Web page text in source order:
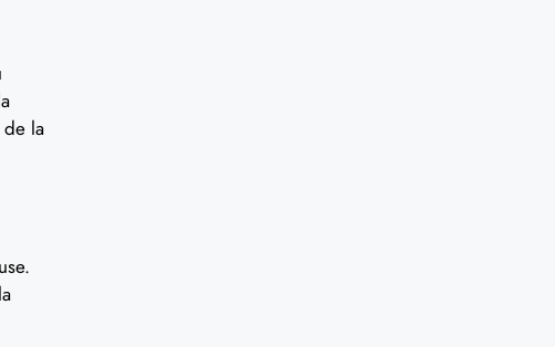
de la